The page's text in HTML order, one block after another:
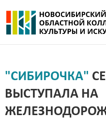
"СИБИРОЧКА"
ВЫСТУПАЛА НА